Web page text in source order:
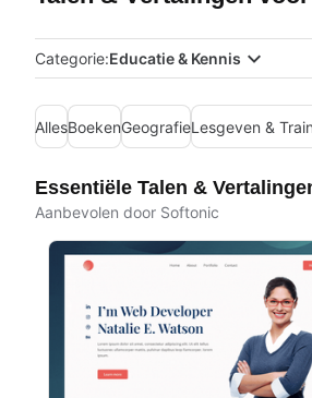
Categorie:Educatie & Kennis
AllesBoekenGeografieLesgeven &
Essentiële Talen &
Aanbevolen door Softonic